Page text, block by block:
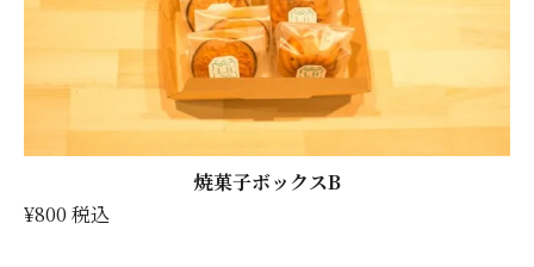
焼菓子ボックスB
¥800 税込